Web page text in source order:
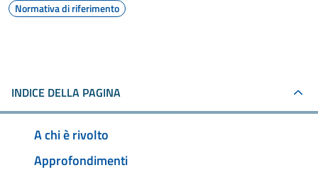
Normativa di riferimento
INDICE DELLA PAGINA
A chi è rivolto
Approfondimenti